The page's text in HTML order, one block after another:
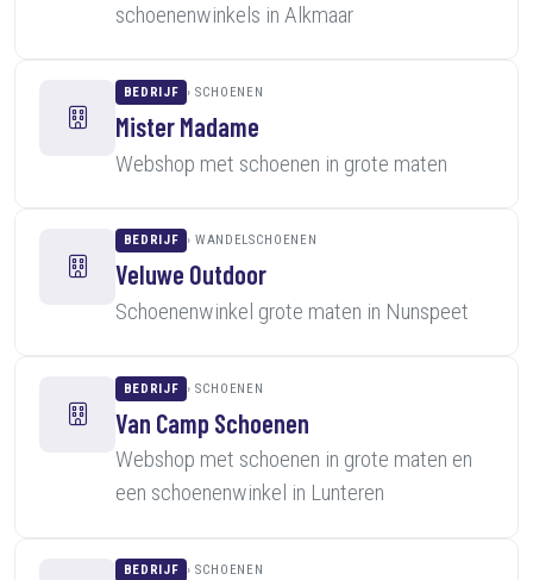
schoenenwinkels in Alkmaar
BEDRIJF SCHOENEN
Mister Madame
Webshop met schoenen in grote maten
BEDRIJF WANDELSCHOENEN
Veluwe Outdoor
Schoenenwinkel grote maten in Nunspeet
BEDRIJF SCHOENEN
Van Camp Schoenen
Webshop met schoenen in grote maten en
een schoenenwinkel in Lunteren
BEDRIJF SCHOENEN